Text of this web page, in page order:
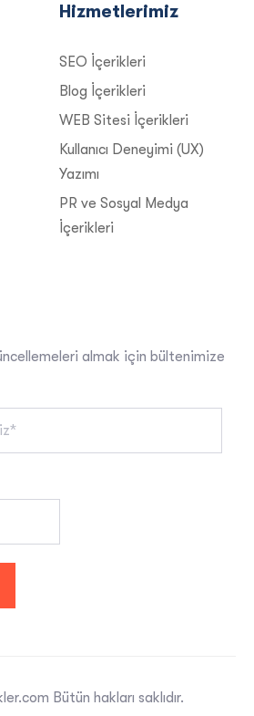
Hizmetlerimiz
SEO İçerikleri
Blog İçerikleri
WEB Sitesi İçerikleri
Kullanıcı Deneyimi (UX)
Yazımı
PR ve Sosyal Medya
İçerikleri
almak için bültenimize
Bütün hakları saklıdır.